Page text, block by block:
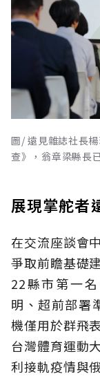
圖/ 遠見雜誌社長
查》，翁章梁縣長
展現掌舵者
在交流座談會
爭取前瞻基礎
22縣市第一
明、超前部署
機僅用於群飛
台灣體育運動
利接軌疫情與